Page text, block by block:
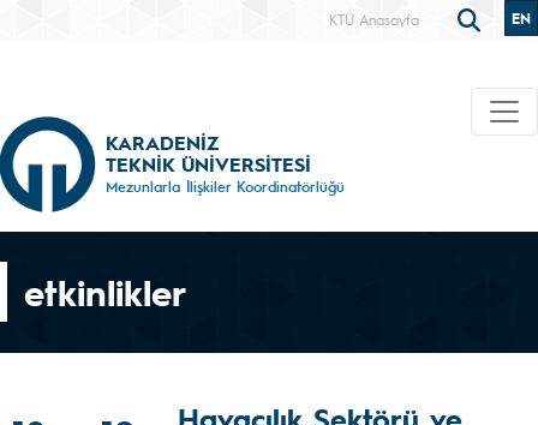
KTÜ Anasayfa EN
KARADENİZ
TEKNİK ÜNİVERSİTESİ
Mezunlarla İlişkiler Koordinatörlüğü
etkinlikler